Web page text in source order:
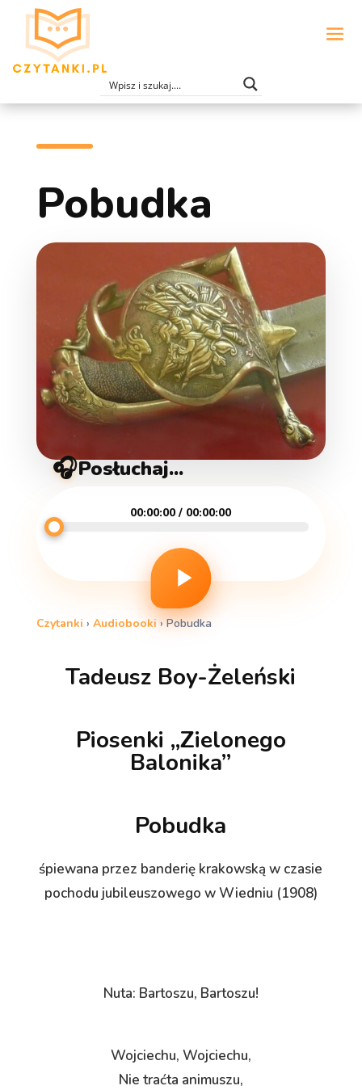
Pobudka
🎧Posłuchaj...
00:00:00 / 00:00:00
Czytanki › Audiobooki›Pobudka
Tadeusz Boy-Żeleński
Piosenki „Zielonego
Balonika”
Pobudka
śpiewana przez banderię krakowską w czasie
pochodu jubileuszowego w Wiedniu (1908)
Nuta: Bartoszu, Bartoszu!
Wojciechu, Wojciechu,
Nie traćta animuszu,